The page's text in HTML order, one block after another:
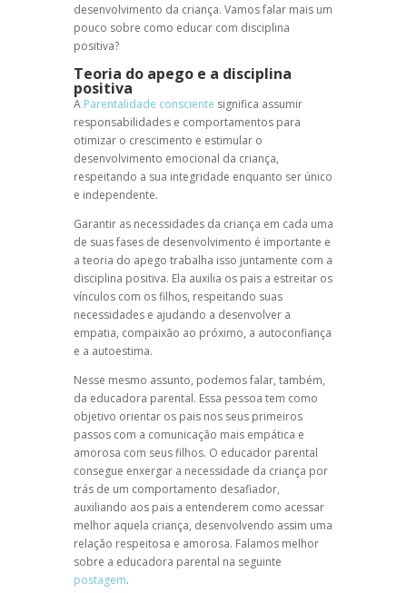
desenvolvimento da criança. Vamos falar mais um
pouco sobre como educar com disciplina
positiva?
Teoria do apegoe a disciplina
positiva
A Parentalidade consciente significa assumir
responsabilidades e comportamentos para
otimizar o crescimento e estimular o
desenvolvimento emocional da criança,
respeitando a sua integridade enquanto ser único
e independente.
Garantir as necessidades da criança em cada uma
de suas fases de desenvolvimento é importante e
a teoria do apego trabalha isso juntamente com a
disciplina positiva. Ela auxilia os pais a estreitar os
vínculos com os filhos, respeitando suas
necessidades e ajudando a desenvolver a
empatia, compaixão ao próximo, a autoconfiança
e a autoestima.
Nesse mesmo assunto, podemos falar, também,
da educadora parental. Essa pessoa tem como
objetivo orientar os pais nos seus primeiros
passos com a comunicação mais empática e
amorosa com seus filhos. O educador parental
consegue enxergar a necessidade da criança por
trás de um comportamento desafiador,
auxiliando aos pais a entenderem como acessar
melhor aquela criança, desenvolvendo assim uma
relação respeitosa e amorosa. Falamos melhor
sobre a educadora parental na seguinte
postagem.